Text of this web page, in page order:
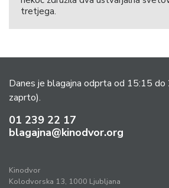
tretjega.
Danes je blagajna odprta od 15:15
zaprto).
01 239 22 17
blagajna@kinodvor.org
Kinodvor
Kolodvorska 13, 1000 Ljubljana